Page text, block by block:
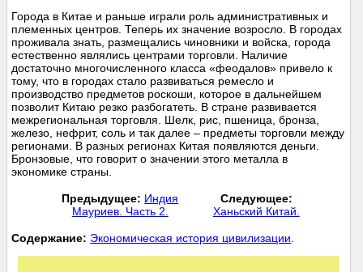
Города в Китае и раньше играли роль административных и
племенных центров. Теперь их значение возросло. В городах
проживала знать, размещались чиновники и войска, города
естественно являлись центрами торговли. Наличие
достаточно многочисленного класса «феодалов» привело к
тому, что в городах стало развиваться ремесло и
производство предметов роскоши, которое в дальнейшем
позволит Китаю резко разбогатеть. В стране развивается
межрегиональная торговля. Шелк, рис, пшеница, бронза,
железо, нефрит, соль и так далее – предметы торговли между
регионами. В разных регионах Китая появляются деньги.
Бронзовые, что говорит о значении этого металла в
экономике страны.
Предыдущее: Индия
Мауриев. Часть 2.
Следующее:
Ханьский Китай.
Cодержание: Экономическая история цивилизации